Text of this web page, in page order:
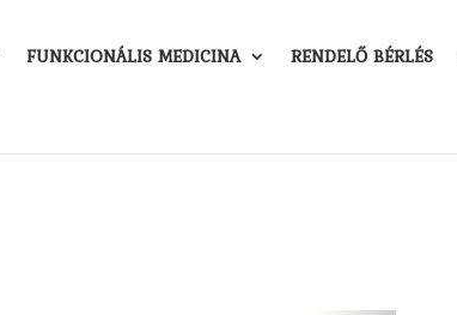
FUNKCIONÁLIS MEDICINA RENDELŐ BÉRLÉS